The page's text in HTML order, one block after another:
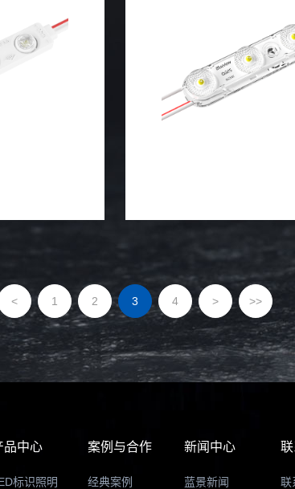
< 1 2 3 4 > >>
品中心
标识照明
案例与合作
经典案例
新闻中心
蓝景新闻
联